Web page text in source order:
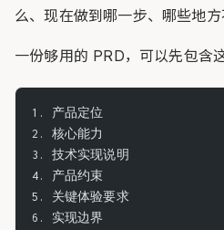
么、现在做到哪一步、哪些地方
一份够用的 PRD，可以先包含
1. 产品定位
2. 核心能力
3. 技术实现说明
4. 产品约束
5. 关键体验要求
6. 实现边界